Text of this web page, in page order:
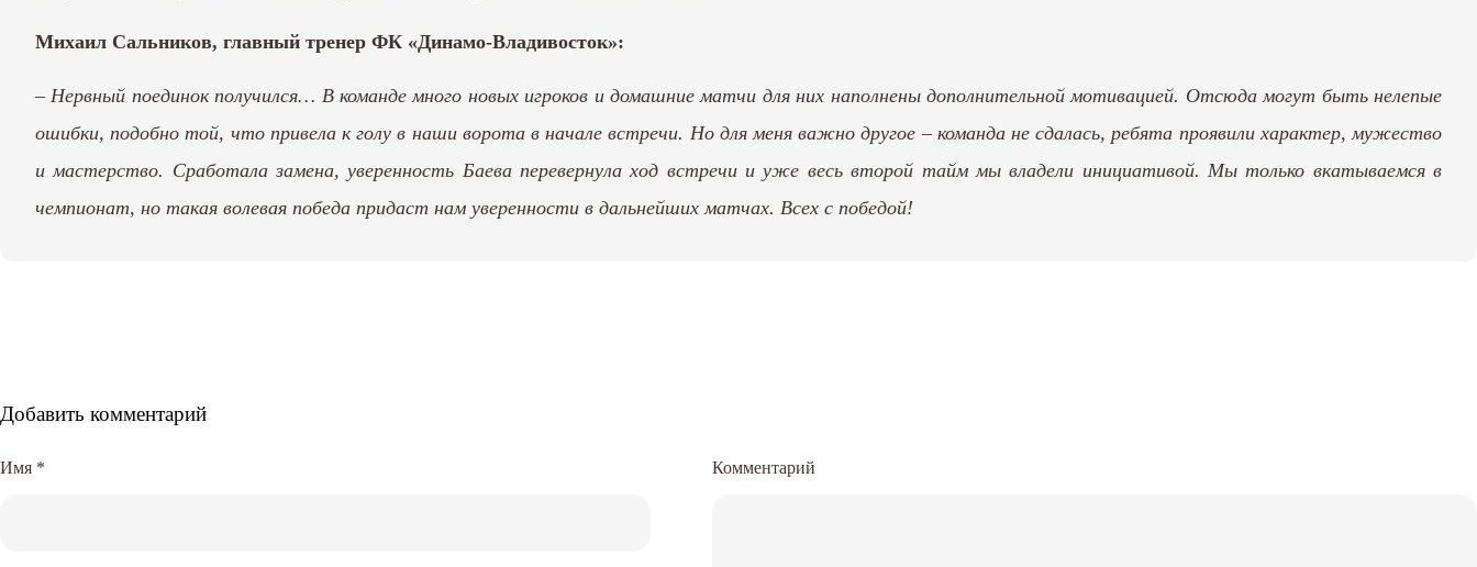
Михаил Сальников, главный тренер ФК «Динамо-Владивосток»:
– Нервный поединок получился… В команде много новых игроков и домашние матчи для них наполнены дополнительной мотивацией. Отсюда могут быть нелепые
ошибки, подобно той, что привела к голу в наши ворота в начале встречи. Но для меня важно другое – команда не сдалась, ребята проявили характер, мужество
и мастерство. Сработала замена, уверенность Баева перевернула ход встречи и уже весь второй тайм мы владели инициативой. Мы только вкатываемся в
чемпионат, но такая волевая победа придаст нам уверенности в дальнейших матчах. Всех с победой!
Добавить комментарий
Комментарий
Имя *